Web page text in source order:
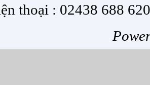
thoại : 02438 688